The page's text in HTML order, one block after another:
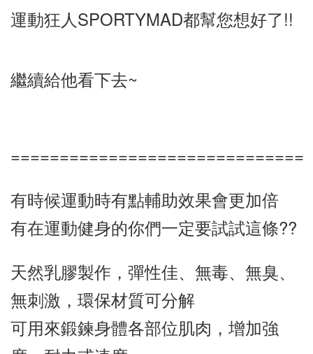
運動狂人SPORTYMAD都幫您想好了!!
繼續給他看下去~
==============================
有時候運動時有點輔助效果會更加倍
有在運動健身的你們一定要試試這條??
天然乳膠製作，彈性佳、無毒、無臭、
無刺激，環保材質可分解
可用來鍛鍊身體各部位肌肉，增加強